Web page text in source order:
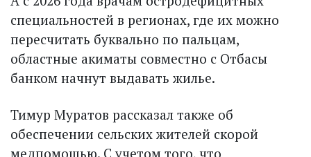
специальностей в регионах, где их можно
пересчитать буквально по пальцам,
областные акиматы совместно с Отбасы
банком начнут выдавать жилье.
Тимур Муратов рассказал также об
обеспечении сельских жителей скорой
медпомощью. С учетом того, что